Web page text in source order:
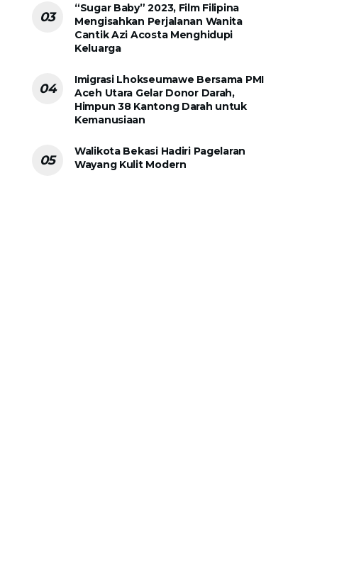
“Sugar Baby” 2023, Film Filipina
Mengisahkan Perjalanan Wanita
Cantik Azi Acosta Menghidupi
Keluarga
Imigrasi Lhokseumawe Bersama PMI
Aceh Utara Gelar Donor Darah,
Himpun 38 Kantong Darah untuk
Kemanusiaan
Walikota Bekasi Hadiri Pagelaran
Wayang Kulit Modern